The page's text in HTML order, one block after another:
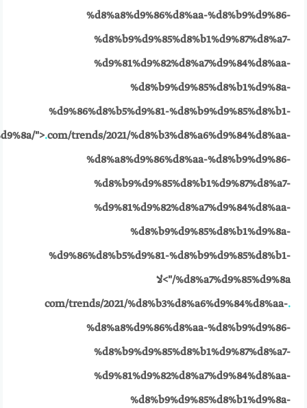
%d8%a8%d9%86%d8%aa-%d8%b9%d9%86-
%d8%b9%d9%85%d8%b1%d9%87%d8%a7-
%d9%81%d9%82%d8%a7%d9%84%d8%aa-
%d8%b9%d9%85%d8%b1%d9%8a-
%d9%86%d8%b5%d9%81-%d8%b9%d9%85%d8%b1-
">.com/trends/2021/%d8%b3%d8%a6%d9%84%d8%aa-
%d8%a8%d9%86%d8%aa-%d8%b9%d9%86-
%d8%b9%d9%85%d8%b1%d9%87%d8%a7-
%d9%81%d9%82%d8%a7%d9%84%d8%aa-
%d8%b9%d9%85%d8%b1%d9%8a-
%d9%86%d8%b5%d9%81-%d8%b9%d9%85%d8%b1-
%d8%a7%d9%85%d9%8a/">لا
.
com/trends/2021/%d8%b3%d8%a6%d9%84%d8%aa-
%d8%a8%d9%86%d8%aa-%d8%b9%d9%86-
%d8%b9%d9%85%d8%b1%d9%87%d8%a7-
%d9%81%d9%82%d8%a7%d9%84%d8%aa-
%d8%b9%d9%85%d8%b1%d9%8a-